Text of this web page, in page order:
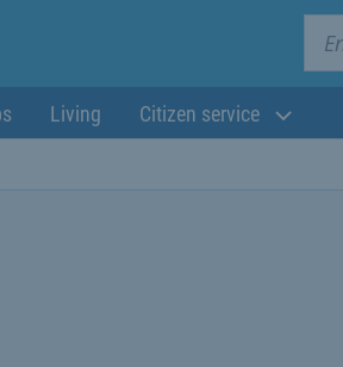
Living Citizen service